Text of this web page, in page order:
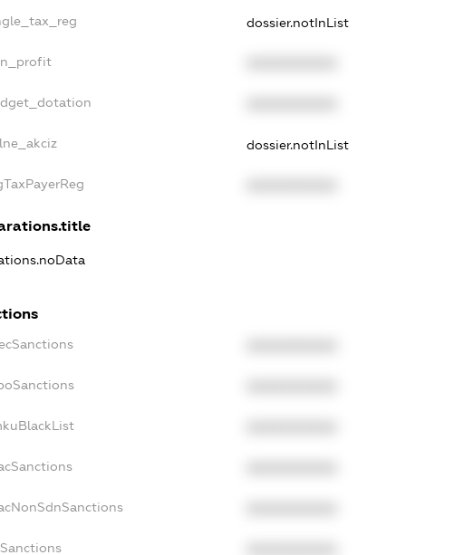
dossier.notInList
dossier.notInList